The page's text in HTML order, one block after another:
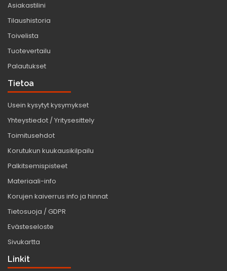
Asiakastilini
Tilaushistoria
Toivelista
Tuotevertailu
Palautukset
Tietoa
Usein kysytyt kysymykset
Yhteystiedot / Yritysesittely
Toimitusehdot
Korutukun kuukausikilpailu
Palkitsemispisteet
Materiaali-info
Korujen kaiverrus info ja hinnat
Tietosuoja / GDPR
Evästeseloste
Sivukartta
Linkit